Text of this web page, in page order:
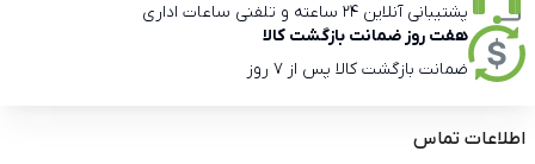
پشتیبانی آنلاین 24 ساعته و تلفنی ساعات اداری
هفت روز ضمانت بازگشت کالا
ضمانت بازگشت کالا پس از 7 روز
اطلاعات تماس